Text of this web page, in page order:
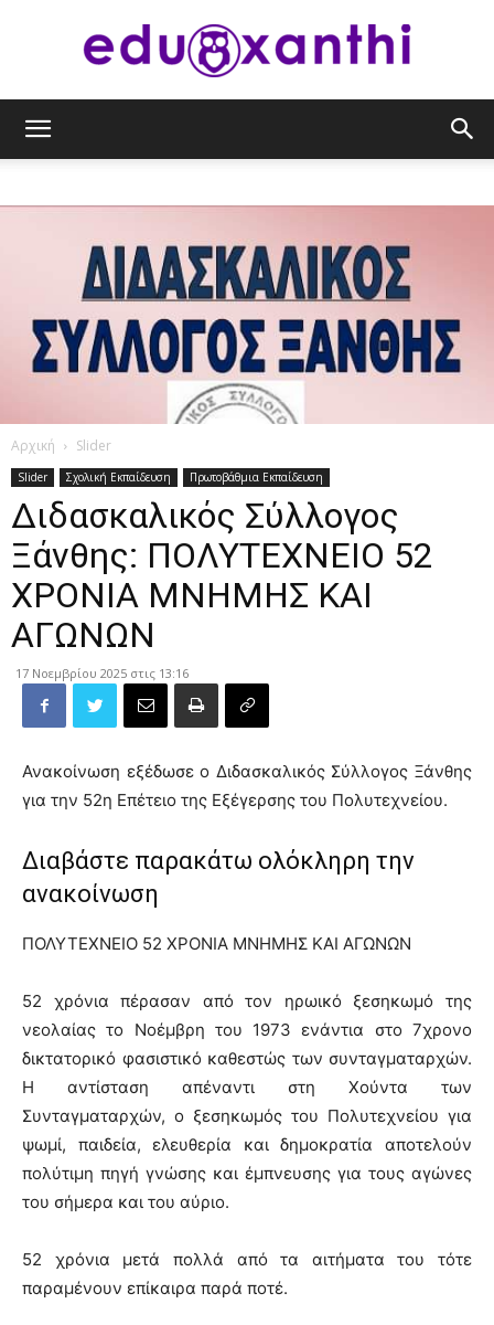
Αρχική Slider
Slider Σχολική Εκπαίδευση Πρωτοβάθμια Εκπαίδευση
Διδασκαλικός Σύλλογος
Ξάνθης: ΠΟΛΥΤΕΧΝΕΙΟ 52
ΧΡΟΝΙΑ ΜΝΗΜΗΣ ΚΑΙ
ΑΓΩΝΩΝ
17 Νοεμβρίου 2025 στις 13:16
Ανακοίνωση εξέδωσε ο Διδασκαλικός Σύλλογος Ξάνθης
για την 52η Επέτειο της Εξέγερσης του Πολυτεχνείου.
Διαβάστε παρακάτω ολόκληρη την
ανακοίνωση
ΠΟΛΥΤΕΧΝΕΙΟ 52 ΧΡΟΝΙΑ ΜΝΗΜΗΣ ΚΑΙ ΑΓΩΝΩΝ
52 χρόνια πέρασαν από τον ηρωικό ξεσηκωμό της
νεολαίας το Νοέμβρη του 1973 ενάντια στο 7χρονο
δικτατορικό φασιστικό καθεστώς των συνταγματαρχών.
Η αντίσταση απέναντι στη Χούντα των
Συνταγματαρχών, ο ξεσηκωμός του Πολυτεχνείου για
ψωμί, παιδεία, ελευθερία και δημοκρατία αποτελούν
πολύτιμη πηγή γνώσης και έμπνευσης για τους αγώνες
του σήμερα και του αύριο.
52 χρόνια μετά πολλά από τα αιτήματα του τότε
παραμένουν επίκαιρα παρά ποτέ.